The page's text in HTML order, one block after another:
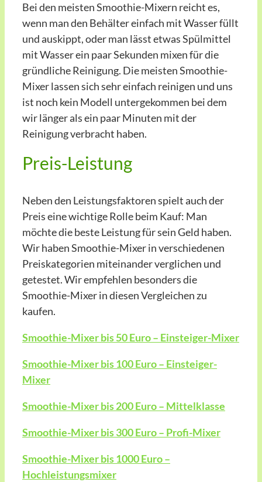
Bei den meisten Smoothie-Mixern reicht es,
wenn man den Behälter einfach mit Wasser füllt
und auskippt, oder man lässt etwas Spülmittel
mit Wasser ein paar Sekunden mixen für die
gründliche Reinigung. Die meisten Smoothie-
Mixer lassen sich sehr einfach reinigen und uns
ist noch kein Modell untergekommen bei dem
wir länger als ein paar Minuten mit der
Reinigung verbracht haben.
Preis-Leistung
Neben den Leistungsfaktoren spielt auch der
Preis eine wichtige Rolle beim Kauf: Man
möchte die beste Leistung für sein Geld haben.
Wir haben Smoothie-Mixer in verschiedenen
Preiskategorien miteinander verglichen und
getestet. Wir empfehlen besonders die
Smoothie-Mixer in diesen Vergleichen zu
kaufen.
Smoothie-Mixer bis 50 Euro – Einsteiger-Mixer
Smoothie-Mixer bis 100 Euro – Einsteiger-
Mixer
Smoothie-Mixer bis 200 Euro – Mittelklasse
Smoothie-Mixer bis 300 Euro – Profi-Mixer
Smoothie-Mixer bis 1000 Euro –
Hochleistungsmixer